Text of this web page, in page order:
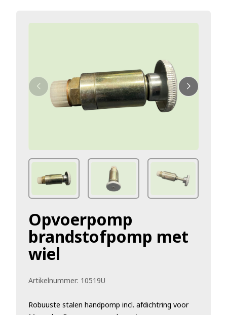
Opvoerpomp
brandstofpomp met
wiel
Artikelnummer: 10519U
Robuuste stalen handpomp incl. afdichtring voor